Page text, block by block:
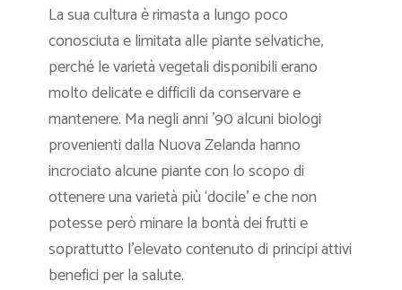
La sua cultura è rimasta a lungo poco
conosciuta e limitata alle piante selvatiche,
perché le varietà vegetali disponibili erano
molto delicate e difficili da conservare e
mantenere. Ma negli anni ’90 alcuni biologi
provenienti dalla Nuova Zelanda hanno
incrociato alcune piante con lo scopo di
ottenere una varietà più ‘docile’ e che non
potesse però minare la bontà dei frutti e
soprattutto l’elevato contenuto di principi attivi
benefici per la salute.